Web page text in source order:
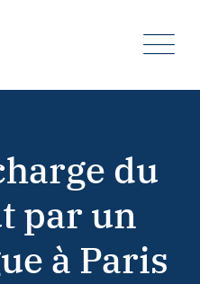
du
par un
à Paris